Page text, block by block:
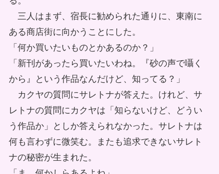
三人はまず、宿長に勧められた通りに、東南に
ある商店街に向かうことにした。
「何か買いたいものとかあるのか？」
「新刊があったら買いたいわね。『砂の声で囁く
から』という作品なんだけど、知ってる？」
カクヤの質問にサレトナが答えた。けれど、サ
レトナの質問にカクヤは「知らないけど、どうい
う作品か」としか答えられなかった。サレトナは
何も言わずに微笑む。またも追求できないサレト
ナの秘密が生まれた。